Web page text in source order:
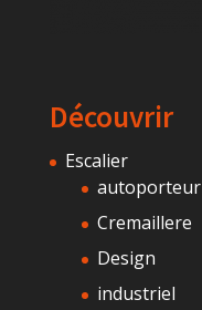
Découvrir
Escalier
autoporteur
Cremaillere
Design
industriel